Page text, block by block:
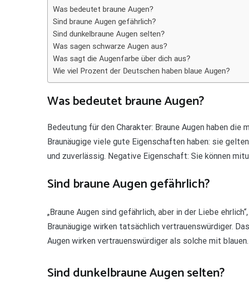
Was bedeutet braune Augen?
Sind braune Augen gefährlich?
Sind dunkelbraune Augen selten?
Was sagen schwarze Augen aus?
Was sagt die Augenfarbe über dich aus?
Wie viel Prozent der Deutschen haben blaue Augen?
Was bedeutet braune Augen?
Bedeutung für den Charakter: Braune Augen haben
Braunäugige viele gute Eigenschaften haben: sie
und zuverlässig. Negative Eigenschaft: Sie können
Sind braune Augen gefährlich?
„Braune Augen sind gefährlich, aber in der Liebe
Braunäugige wirken tatsächlich vertrauenswürdiger.
Augen wirken vertrauenswürdiger als solche mit
Sind dunkelbraune Augen selten?